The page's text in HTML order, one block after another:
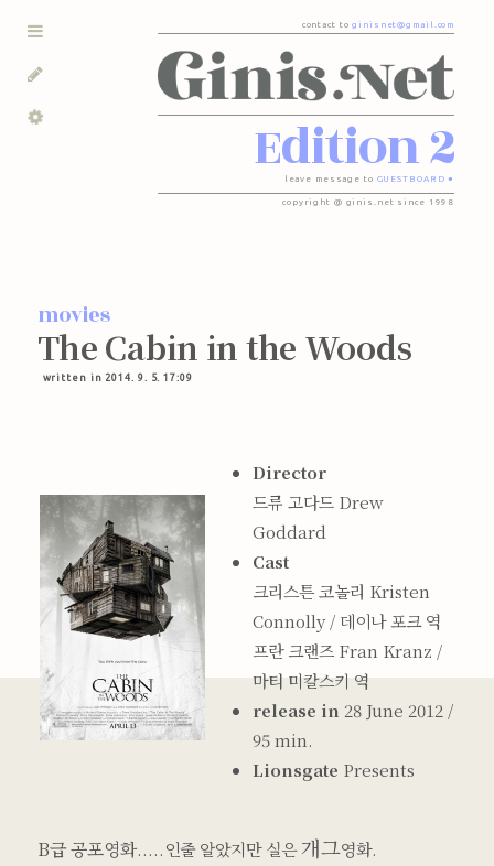
contact toginisnet@gmail.com
Edition 2
leave message to GUESTBOARD ●
copyright @ ginis.net since 1998
movies
The Cabin in the Woods
written in 2014. 9. 5. 17:09
Director
드류 고다드 Drew
Goddard
Cast
크리스튼 코놀리 Kristen
Connolly / 데이나 포크 역
프란 크랜즈 Fran Kranz /
마티 미칼스키 역
release in 28 June 2012 /
95 min.
Lionsgate Presents
B급 공포영화.....인줄 알았지만 실은개그영화.